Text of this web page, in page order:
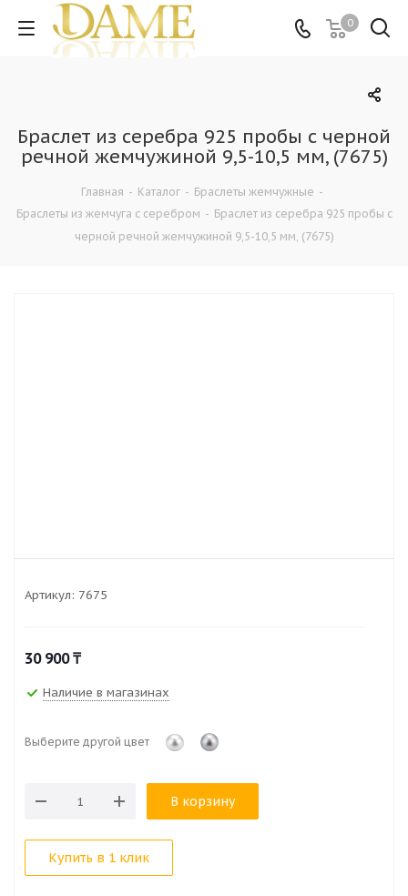
0
Браслет из серебра 925 пробы с черной
речной жемчужиной 9,5-10,5 мм, (7675)
Главная - Каталог - Браслеты жемчужные -
Браслеты из жемчуга с серебром - Браслет из серебра 925 пробы с
черной речной жемчужиной 9,5-10,5 мм, (7675)
Артикул: 7675
30 900₸
Наличие в магазинах
Выберите другой цвет
В корзину
Купить в 1 клик